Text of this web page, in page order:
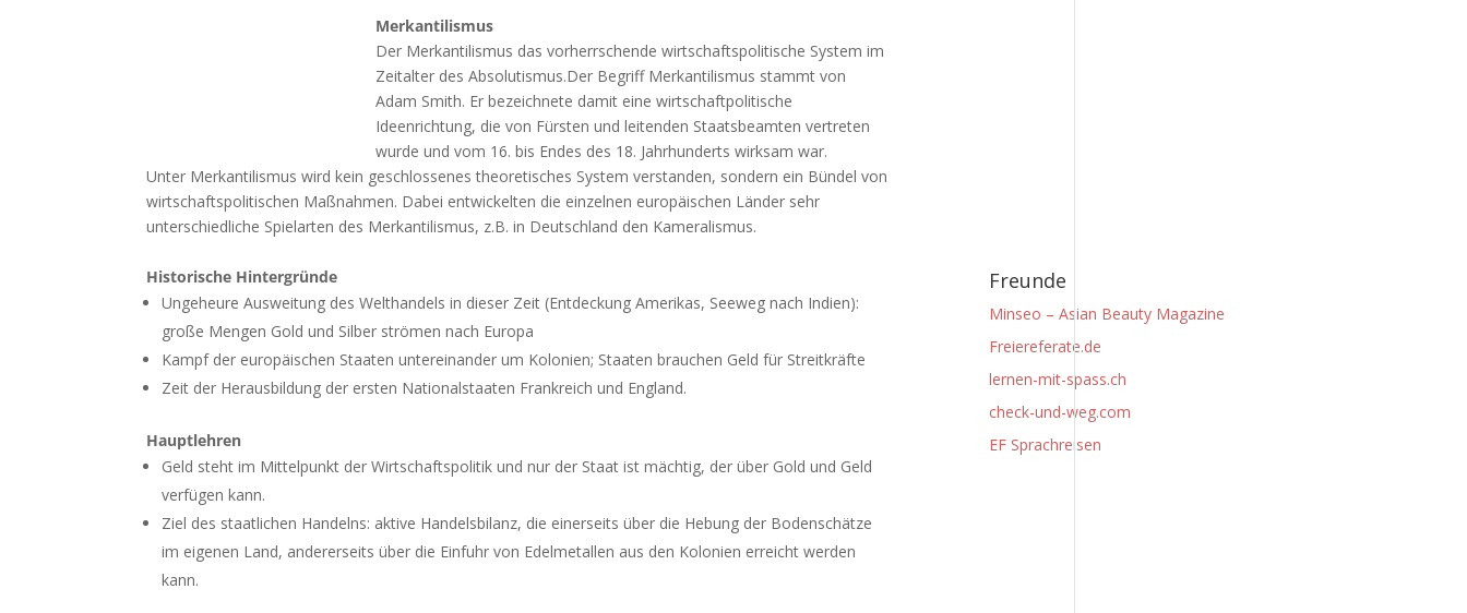
Merkantilismus
Der Merkantilismus das vorherrschende wirtschaftspolitische System im
Zeitalter des Absolutismus.Der Begriff Merkantilismus stammt von
Adam Smith. Er bezeichnete damit eine wirtschaftpolitische
Ideenrichtung, die von Fürsten und leitenden Staatsbeamten vertreten
wurde und vom 16. bis Endes des 18. Jahrhunderts wirksam war.
Unter Merkantilismus wird kein geschlossenes theoretisches System verstanden, sondern ein Bündel von
wirtschaftspolitischen Maßnahmen. Dabei entwickelten die einzelnen europäischen Länder sehr
unterschiedliche Spielarten des Merkantilismus, z.B. in Deutschland den Kameralismus.
Historische Hintergründe
Ungeheure Ausweitung des Welthandels in dieser Zeit (Entdeckung Amerikas, Seeweg nach Indien):
große Mengen Gold und Silber strömen nach Europa
Kampf der europäischen Staaten untereinander um Kolonien; Staaten brauchen Geld für Streitkräfte
Zeit der Herausbildung der ersten Nationalstaaten Frankreich und England.
Hauptlehren
Geld steht im Mittelpunkt der Wirtschaftspolitik und nur der Staat ist mächtig, der über Gold und Geld
verfügen kann.
Ziel des staatlichen Handelns: aktive Handelsbilanz, die einerseits über die Hebung der Bodenschätze
im eigenen Land, andererseits über die Einfuhr von Edelmetallen aus den Kolonien erreicht werden
kann.
Freunde
Minseo – Asian Beauty Magazine
Freiereferate.de
lernen-mit-spass.ch
check-und-weg.com
EF Sprachreisen